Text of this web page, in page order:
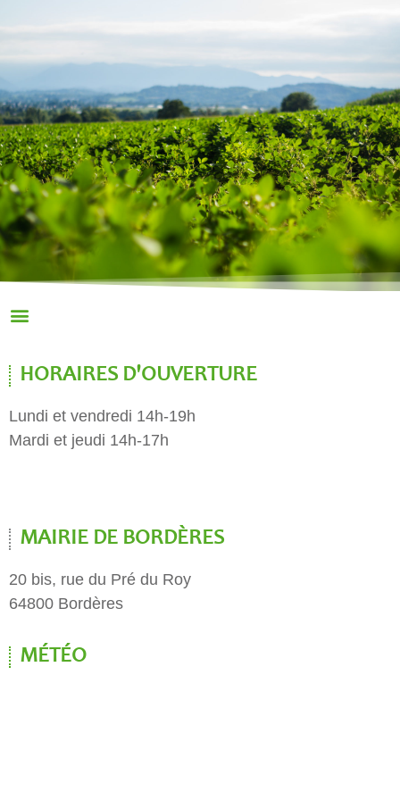
HORAIRES D'OUVERTURE
Lundi et vendredi 14h-19h
Mardi et jeudi 14h-17h
MAIRIE DE BORDÈRES
20 bis, rue du Pré du Roy
64800 Bordères
MÉTÉO